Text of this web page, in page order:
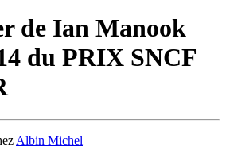
de Ian Manook
du PRIX SNCF
Albin Michel